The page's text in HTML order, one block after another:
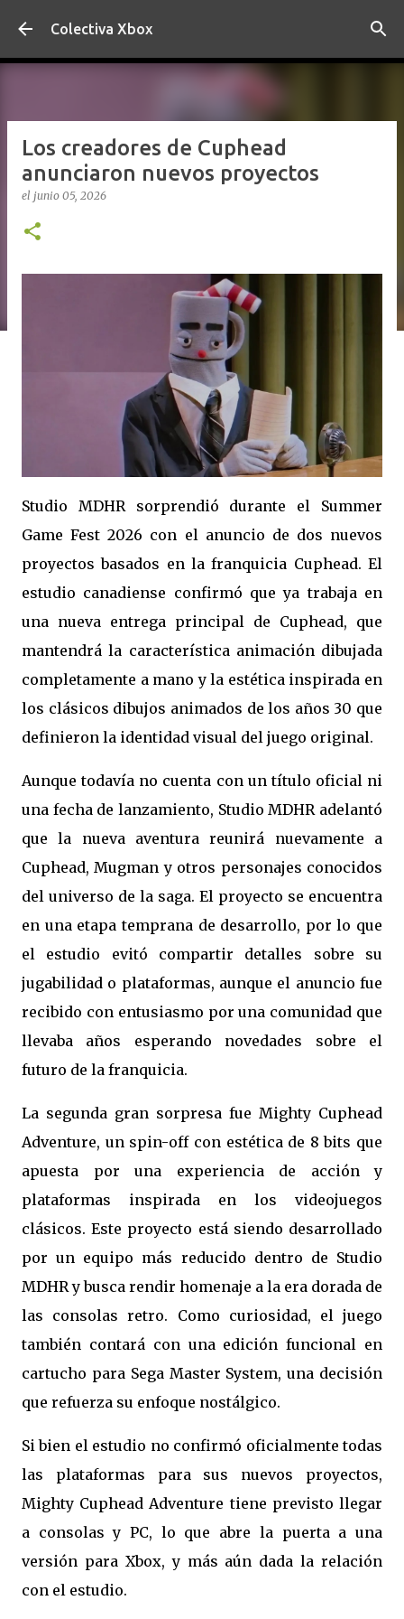
Ir al contenido principal
Colectiva Xbox
Los creadores de Cuphead
anunciaron nuevos proyectos
el junio 05, 2026
Studio MDHR sorprendió durante el Summer
Game Fest 2026 con el anuncio de dos nuevos
proyectos basados en la franquicia Cuphead. El
estudio canadiense confirmó que ya trabaja en
una nueva entrega principal de Cuphead, que
mantendrá la característica animación dibujada
completamente a mano y la estética inspirada en
los clásicos dibujos animados de los años 30 que
definieron la identidad visual del juego original.
Aunque todavía no cuenta con un título oficial ni
una fecha de lanzamiento, Studio MDHR adelantó
que la nueva aventura reunirá nuevamente a
Cuphead, Mugman y otros personajes conocidos
del universo de la saga. El proyecto se encuentra
en una etapa temprana de desarrollo, por lo que
el estudio evitó compartir detalles sobre su
jugabilidad o plataformas, aunque el anuncio fue
recibido con entusiasmo por una comunidad que
llevaba años esperando novedades sobre el
futuro de la franquicia.
La segunda gran sorpresa fue Mighty Cuphead
Adventure, un spin-off con estética de 8 bits que
apuesta por una experiencia de acción y
plataformas inspirada en los videojuegos
clásicos. Este proyecto está siendo desarrollado
por un equipo más reducido dentro de Studio
MDHR y busca rendir homenaje a la era dorada de
las consolas retro. Como curiosidad, el juego
también contará con una edición funcional en
cartucho para Sega Master System, una decisión
que refuerza su enfoque nostálgico.
Si bien el estudio no confirmó oficialmente todas
las plataformas para sus nuevos proyectos,
Mighty Cuphead Adventure tiene previsto llegar
a consolas y PC, lo que abre la puerta a una
versión para Xbox, y más aún dada la relación
con el estudio.